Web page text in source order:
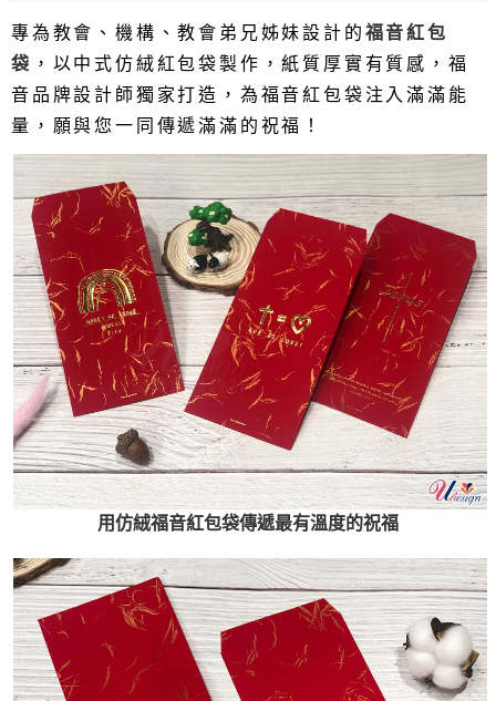
專為教會、機構、教會弟兄姊妹設計的福音紅包
袋 ，以中式仿絨紅包袋製作，紙質厚實有質感，福
音品牌設計師獨家打造，為福音紅包袋注入滿滿能
量，願與您一同傳遞滿滿的祝福！
用仿絨福音紅包袋傳遞最有溫度的祝福